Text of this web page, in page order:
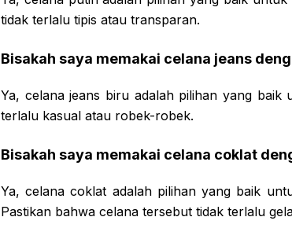
tidak terlalu tipis atau transparan.
Bisakah saya memakai celana jeans
Ya, celana jeans biru adalah pilihan yang
terlalu kasual atau robek-robek.
Bisakah saya memakai celana coklat
Ya, celana coklat adalah pilihan yang baik
Pastikan bahwa celana tersebut tidak terlalu